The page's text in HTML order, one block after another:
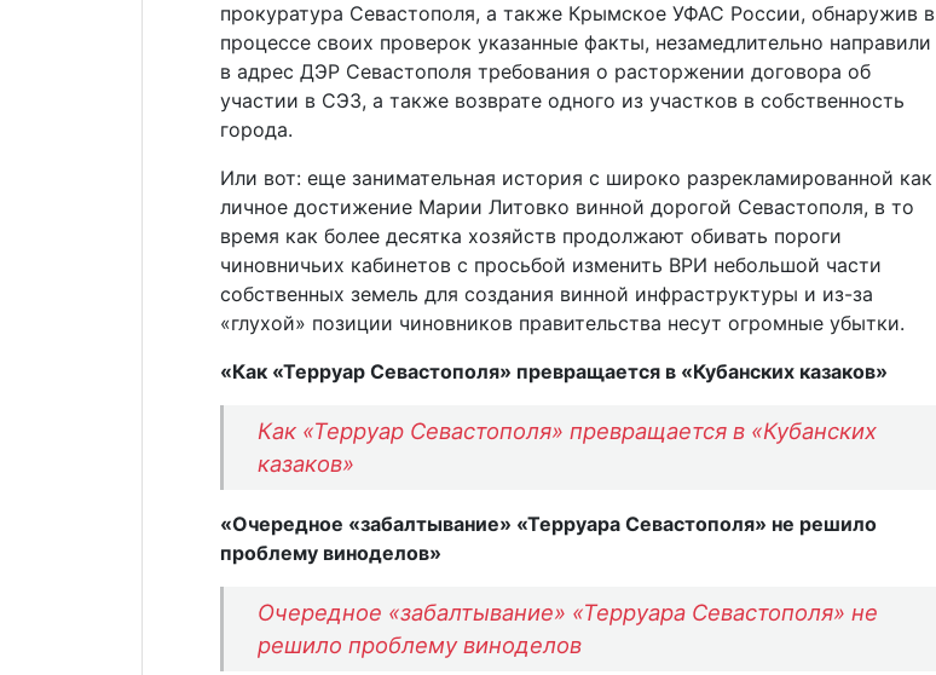
прокуратура Севастополя, а также Крымское УФАС России, обнаружив в
процессе своих проверок указанные факты, незамедлительно направили
в адрес ДЭР Севастополя требования о расторжении договора об
участии в СЭЗ, а также возврате одного из участков в собственность
города.
Или вот: еще занимательная история с широко разрекламированной как
личное достижение Марии Литовко винной дорогой Севастополя, в то
время как более десятка хозяйств продолжают обивать пороги
чиновничьих кабинетов с просьбой изменить ВРИ небольшой части
собственных земель для создания винной инфраструктуры и из-за
«глухой» позиции чиновников правительства несут огромные убытки.
«Как «Терруар Севастополя» превращается в «Кубанских казаков»
Как «Терруар Севастополя» превращается в «Кубанских
казаков»
«Очередное «забалтывание» «Терруара Севастополя» не решило
проблему виноделов»
Очередное «забалтывание» «Терруара Севастополя» не
решило проблему виноделов